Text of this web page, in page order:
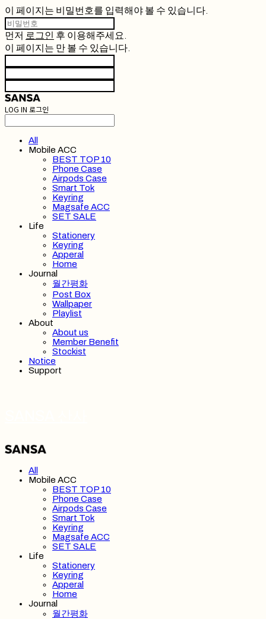
이 페이지는 비밀번호를 입력해야 볼 수 있습니다.
먼저 로그인 후 이용해주세요.
이 페이지는 만 볼 수 있습니다.
LOG IN 로그인
All
Mobile ACC
BEST TOP 10
Phone Case
Airpods Case
Smart Tok
Keyring
Magsafe ACC
SET SALE
Life
Stationery
Keyring
Apperal
Home
Journal
월간평화
Post Box
Wallpaper
Playlist
About
About us
Member Benefit
Stockist
Notice
Support
All
Mobile ACC
BEST TOP 10
Phone Case
Airpods Case
Smart Tok
Keyring
Magsafe ACC
SET SALE
Life
Stationery
Keyring
Apperal
Home
Journal
월간평화